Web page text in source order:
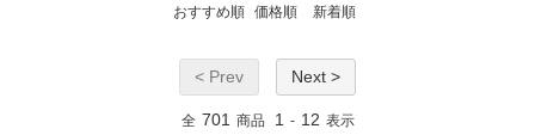
おすすめ順 価格順 新着順
< Prev Next >
全 701 商品 1 - 12 表示